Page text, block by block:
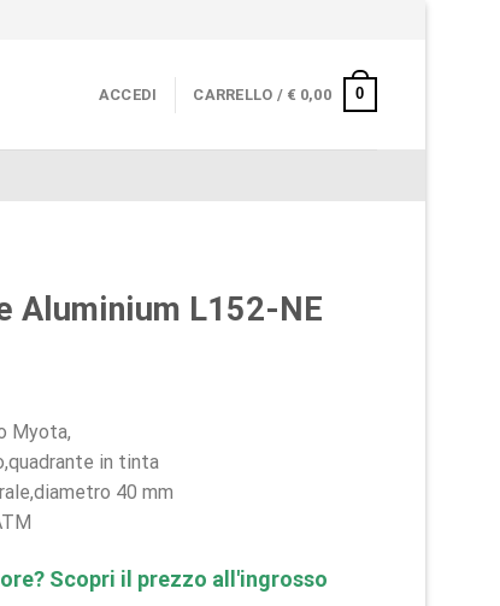
ACCEDI CARRELLO / € 0,00 0
Aluminium L152-NE
Myota,
in tinta
40 mm
Scopri il prezzo all'ingrosso